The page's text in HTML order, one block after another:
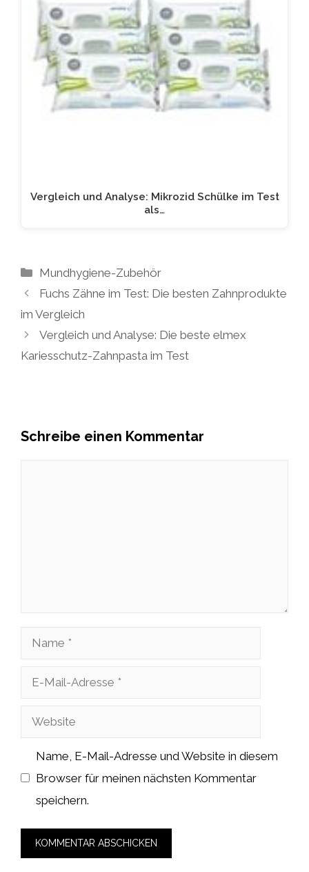
Vergleich und Analyse: Mikrozid Schülke im Test
als…
Kategorien
Mundhygiene-Zubehör
Fuchs Zähne im Test: Die besten Zahnprodukte
im Vergleich
Vergleich und Analyse: Die beste elmex
Kariesschutz-Zahnpasta im Test
Schreibe einen Kommentar
Name
Adresse
Website
Name, E-Mail-Adresse und Website in diesem
Browser für meinen nächsten Kommentar
speichern.